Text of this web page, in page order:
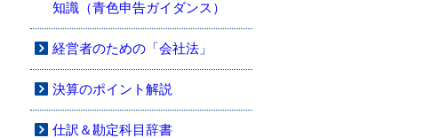
知識（青色申告ガイダンス）
経営者のための「会社法」
決算のポイント解説
仕訳＆勘定科目辞書